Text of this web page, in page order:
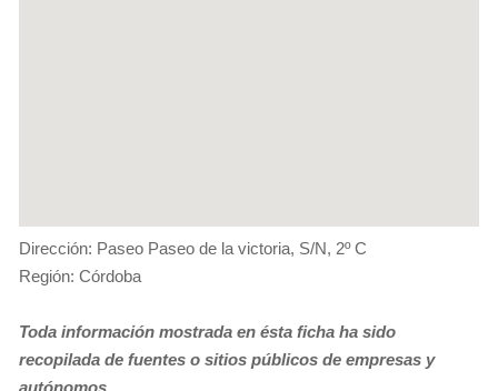
Dirección: Paseo Paseo de la victoria, S/N, 2º C
Región: Córdoba
Toda información mostrada en ésta ficha ha sido
recopilada de fuentes o sitios públicos de empresas y
autónomos